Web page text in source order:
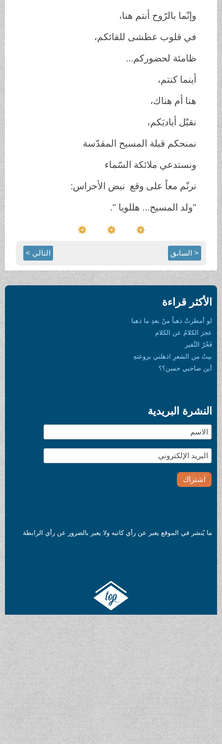
وإنّما بالرّوح أنتم هنا،
في قلوب عطشى للقائكم،
ظامئة لحضوركم...
أينما كنتم،
هنا أم هناك،
نقبّل أياديَكم،
نمنحكم قبلة المسيح المقدّسة
ونستدعي ملائكة السّماء
نرنّم معاً على وقع نبض الأجراس:
"ولد المسيح... هللويا ".
< السابق التالي >
الأكثر قراءة
لو أمطرتْ ذهباً منْ بعدِ ما ذهبا
عجز الكلامُ عن الكلام
فَجْرُ النَّفير
بيتٌ من الشعرِ اذهلني بروعتهِ
أين صاحبي حسن؟؟
النشرة البريدية
ما يُنشر في الموقع يعبر عن رأي كاتبه ولا يعبر بالضرور عن رأي الرابطة